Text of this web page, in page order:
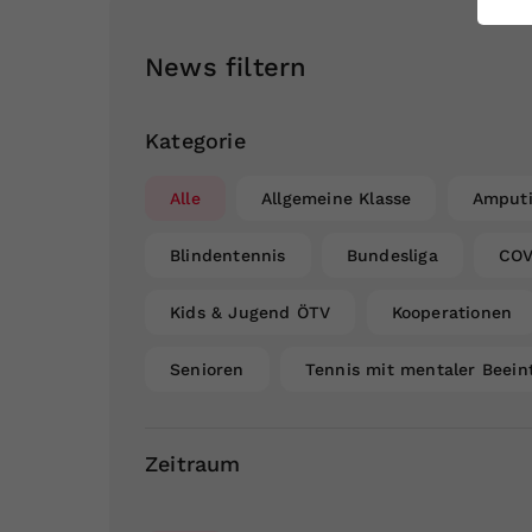
News filtern
Kategorie
Alle Allgemeine Klasse
Blindentennis Bundesliga
Kids & Jugend ÖTV Kooperationen
Senioren Tennis mit mentaler
Zeitraum